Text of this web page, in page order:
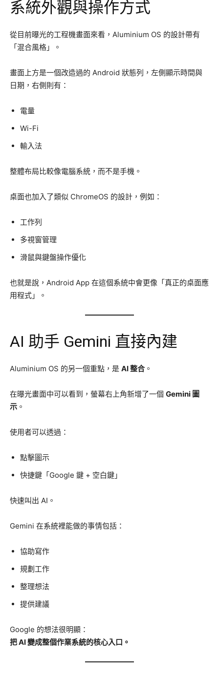
系統外觀與操作方式
從目前曝光的工程機畫面來看，Aluminium OS 的設計帶有
「混合風格」。
畫面上方是一個改造過的 Android 狀態列，左側顯示時間與
日期，右側則有：
電量
Wi-Fi
輸入法
整體布局比較像電腦系統，而不是手機。
桌面也加入了類似 ChromeOS 的設計，例如：
工作列
多視窗管理
滑鼠與鍵盤操作優化
也就是說，Android App 在這個系統中會更像「真正的桌面應
用程式」。
AI 助手 Gemini 直接內建
Aluminium OS 的另一個重點，是 AI 整合 。
在曝光畫面中可以看到，螢幕右上角新增了一個 Gemini 圖
示 。
使用者可以透過：
點擊圖示
快捷鍵「Google 鍵 + 空白鍵」
快速叫出 AI。
Gemini 在系統裡能做的事情包括：
協助寫作
規劃工作
整理想法
提供建議
Google 的想法很明顯：
把 AI 變成整個作業系統的核心入口。